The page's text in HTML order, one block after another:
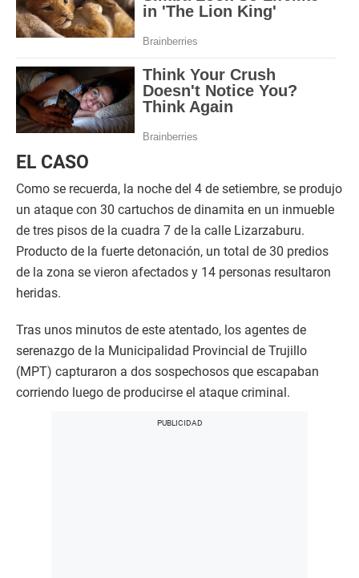
EL CASO
Como se recuerda, la noche del 4 de setiembre, se produjo
un ataque con 30 cartuchos de dinamita en un inmueble
de tres pisos de la cuadra 7 de la calle Lizarzaburu.
Producto de la fuerte detonación, un total de 30 predios
de la zona se vieron afectados y 14 personas resultaron
heridas.
Tras unos minutos de este atentado, los agentes de
serenazgo de la Municipalidad Provincial de Trujillo
(MPT) capturaron a dos sospechosos que escapaban
corriendo luego de producirse el ataque criminal.